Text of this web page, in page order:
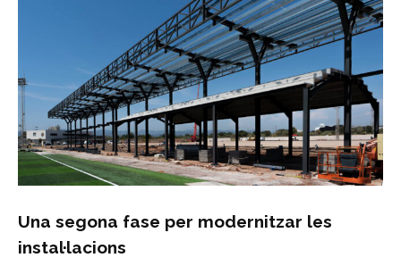
Una segona fase per modernitzar les
instal·lacions